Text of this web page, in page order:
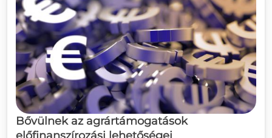
Bővülnek az agrártámogatások
előfinanszírozási lehetőségei